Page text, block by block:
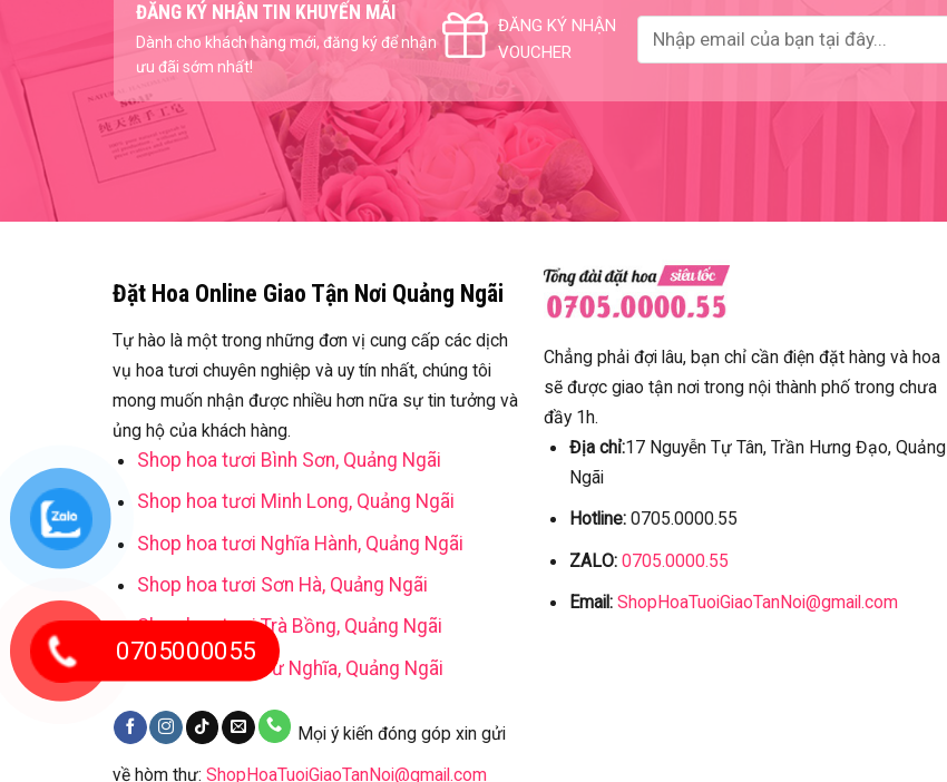
ĐĂNG KÝ NHẬN TIN KHUYẾN MÃI
Dành cho khách hàng mới, đăng ký để nhận
ưu đãi sớm nhất!
ĐĂNG KÝ NHẬN
VOUCHER
Đặt Hoa Online Giao Tận Nơi Quảng Ngãi
Tự hào là một trong những đơn vị cung cấp các dịch
vụ hoa tươi chuyên nghiệp và uy tín nhất, chúng tôi
mong muốn nhận được nhiều hơn nữa sự tin tưởng và
ủng hộ của khách hàng.
Shop hoa tươi Bình Sơn, Quảng Ngãi
Shop hoa tươi Minh Long, Quảng Ngãi
Shop hoa tươi Nghĩa Hành, Quảng Ngãi
Shop hoa tươi Sơn Hà, Quảng Ngãi
Shop hoa tươi Trà Bồng, Quảng Ngãi
Shop hoa tươi Tư Nghĩa, Quảng Ngãi
Mọi ý kiến đóng góp xin gửi
về hòm thư: ShopHoaTuoiGiaoTanNoi@gmail.com
Chẳng phải đợi lâu, bạn chỉ cần điện đặt hàng và hoa
sẽ được giao tận nơi trong nội thành phố trong chưa
đầy 1h.
Địa chỉ:17 Nguyễn Tự Tân, Trần Hưng Đạo, Quảng
Ngãi
Hotline:0705.0000.55
ZALO: 0705.0000.55
Email: ShopHoaTuoiGiaoTanNoi@gmail.com
0705000055